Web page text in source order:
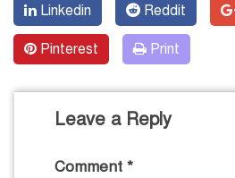
Linkedin Reddit
Pinterest Print
Leave a Reply
Comment *